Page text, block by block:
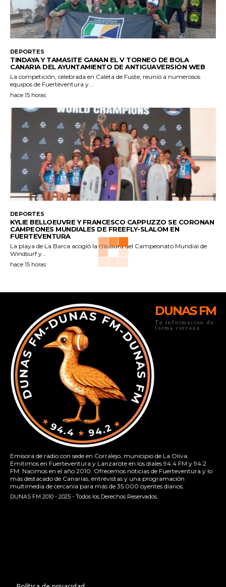
DEPORTES
TINDAYA Y TAMASITE GANAN EL V TORNEO DE BOLA
CANARIA DEL AYUNTAMIENTO DE ANTIGUAVERSIÓN WEB
La competición, celebrada en Caleta de Fuste, reunió a numerosos
equipos de Fuerteventura y...
hace 15 horas
DEPORTES
KYLIE BELLOEUVRE Y FRANCESCO CAPPUZZO SE CORONAN
CAMPEONES MUNDIALES DE FREEFLY-SLALOM EN
FUERTEVENTURA
La playa de La Barca acogió la clausura del Campeonato Mundial de
Windsurf y...
hace 15 horas
DUNAS FM
Tu informacion de
forma cercana
Emisora de radio con sede en Corralejo, municipio de La Oliva.
Emitimos en Fuerteventura y Lanzarote en los diales 94.4 FM y 94.2
FM. Nacimos en el año 2010. Ofrecemos noticias de Fuerteventura y lo
más destacado de Canarias, entrevistas y una programación
multimedia de cercanía para más de 35.000 oyentes diarios.
DUNAS FM 2010 - 2025 - Todos los Derechos Reservados.